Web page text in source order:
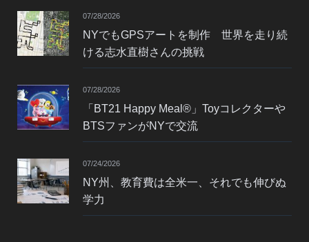
07/28/2026
NYでもGPSアートを制作 世界を走り続
ける志水直樹さんの挑戦
07/28/2026
「BT21 Happy Meal®」Toyコレクターや
BTSファンがNYで交流
07/24/2026
NY州、教育費は全米一、それでも伸びぬ
学力